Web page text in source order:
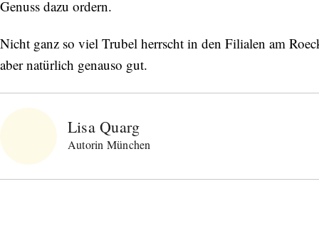
Genuss dazu ordern.
Nicht ganz so viel Trubel herrscht in den Filialen am
aber natürlich genauso gut.
Lisa Quarg
Autorin München